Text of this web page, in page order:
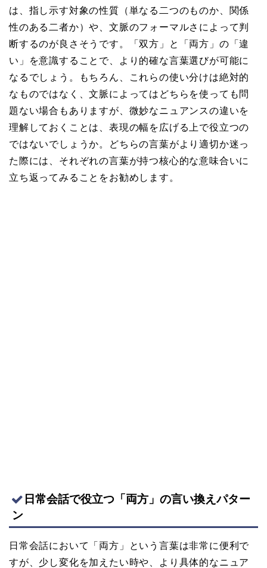
は、指し示す対象の性質（単なる二つのものか、関係
性のある二者か）や、文脈のフォーマルさによって判
断するのが良さそうです。「双方」と「両方」の「違
い」を意識することで、より的確な言葉選びが可能に
なるでしょう。もちろん、これらの使い分けは絶対的
なものではなく、文脈によってはどちらを使っても問
題ない場合もありますが、微妙なニュアンスの違いを
理解しておくことは、表現の幅を広げる上で役立つの
ではないでしょうか。どちらの言葉がより適切か迷っ
た際には、それぞれの言葉が持つ核心的な意味合いに
立ち返ってみることをお勧めします。
日常会話で役立つ「両方」の言い換えパター
ン
日常会話において「両方」という言葉は非常に便利で
すが、少し変化を加えたい時や、より具体的なニュア